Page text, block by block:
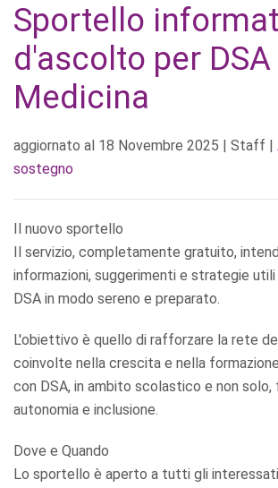
Sportello
d'ascolto per DSA
Medicina
aggiornato al 18 Novembre 2025 | Staff |
sostegno
Il nuovo sportello
Il servizio, completamente gratuito,
informazioni, suggerimenti e strategie
DSA in modo sereno e preparato.
L'obiettivo è quello di rafforzare la rete
coinvolte nella crescita e nella
con DSA, in ambito scolastico e non solo,
autonomia e inclusione.
Dove e Quando
Lo sportello è aperto a tutti gli